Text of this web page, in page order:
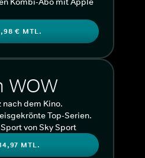
€ MTL.
WOW
dem Kino.
Top-Serien.
von Sky Sport
MTL.